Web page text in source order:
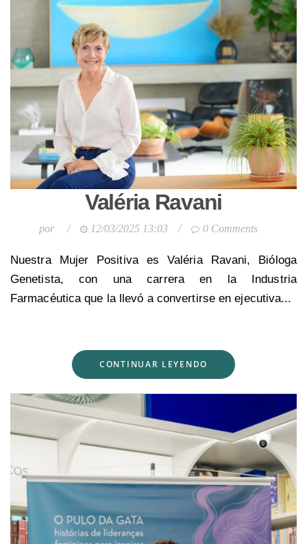
Valéria Ravani
por / 12/03/2025 13:03 / 0 Comments
Nuestra Mujer Positiva es Valéria Ravani, Bióloga
Genetista, con una carrera en la Industria
Farmacéutica que la llevó a convertirse en ejecutiva...
CONTINUAR LEYENDO